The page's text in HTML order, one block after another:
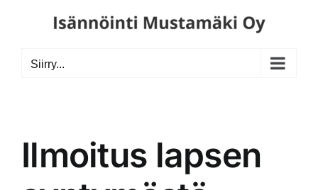
Siirry...
Ilmoitus lapsen